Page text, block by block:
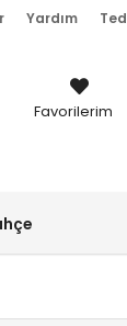
Yardım
Favorilerim